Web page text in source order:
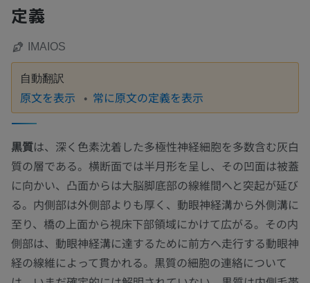
定義
IMAIOS
自動翻訳
原文を表示 常に原文の定義を表示
黒質は、深く色素沈着した多極性神経細胞を多数含む灰白
質の層である。横断面では半月形を呈し、その凹面は被蓋
に向かい、凸面からは大脳脚底部の線維間へと突起が延び
る。内側部は外側部よりも厚く、動眼神経溝から外側溝に
至り、橋の上面から視床下部領域にかけて広がる。その内
側部は、動眼神経溝に達するために前方へ走行する動眼神
経の線維によって貫かれる。黒質の細胞の連絡について